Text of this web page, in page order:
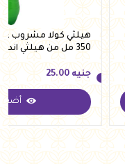
هيلثي كولا مشروب
350 مل من هيلثي اند تيستي
جنيه
جنيه 25.00
أضف